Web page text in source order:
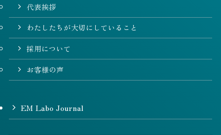
代表挨拶
わたしたちが大切にしていること
採用について
お客様の声
EM Labo Journal